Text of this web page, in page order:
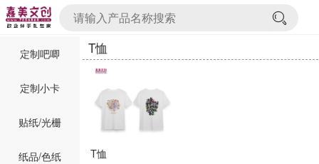
定制吧唧
定制小卡
贴纸/光栅
纸品/色纸
T恤
T恤